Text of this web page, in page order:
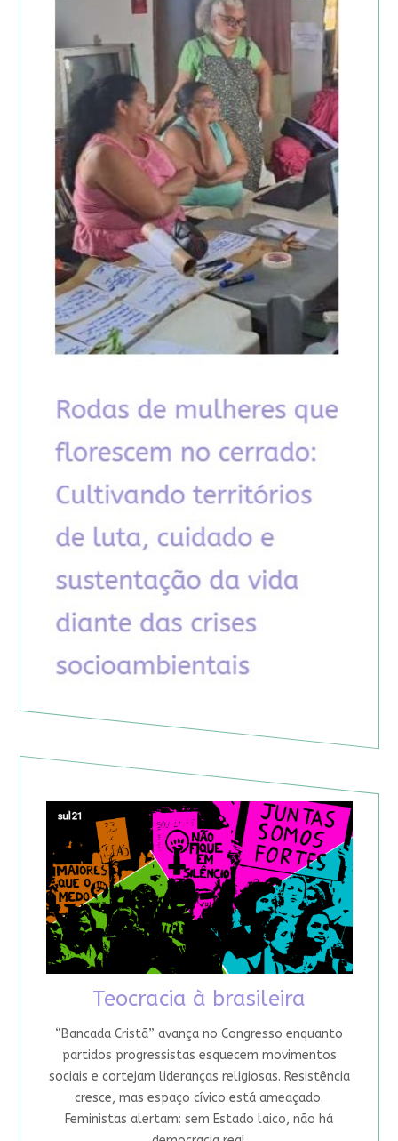
Teocracia à brasileira
“Bancada Cristã” avança no Congresso enquanto
partidos progressistas esquecem movimentos
sociais e cortejam lideranças religiosas. Resistência
cresce, mas espaço cívico está ameaçado.
Feministas alertam: sem Estado laico, não há